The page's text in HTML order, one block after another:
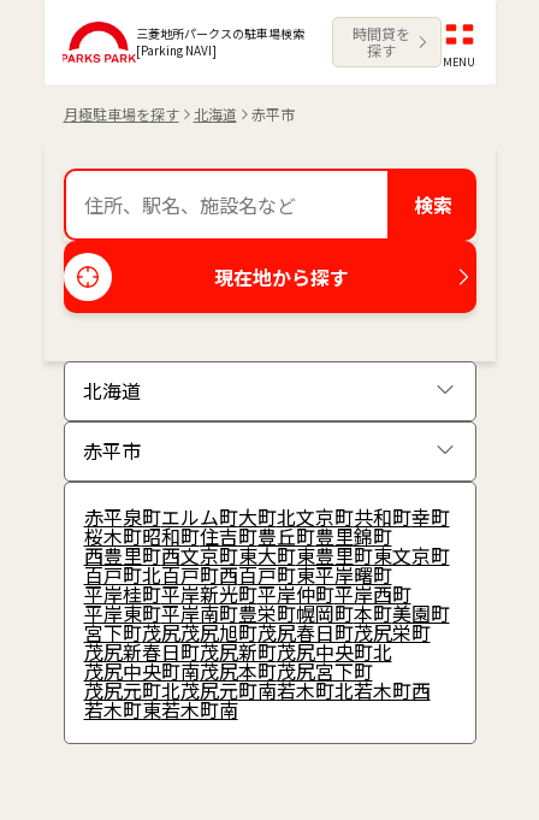
三菱地所パークスの駐車場検索
[Parking NAVI]
時間貸を
探す
MENU
月極駐車場を探す 北海道 赤平市
検索
現在地から探す
赤平泉町エルム町大町北文京町共和町幸町
桜木町昭和町住吉町豊丘町豊里錦町
西豊里町西文京町東大町東豊里町東文京町
百戸町北百戸町西百戸町東平岸曙町
平岸桂町平岸新光町平岸仲町平岸西町
平岸東町平岸南町豊栄町幌岡町本町美園町
宮下町茂尻茂尻旭町茂尻春日町茂尻栄町
茂尻新春日町茂尻新町茂尻中央町北
茂尻中央町南茂尻本町茂尻宮下町
茂尻元町北茂尻元町南若木町北若木町西
若木町東若木町南